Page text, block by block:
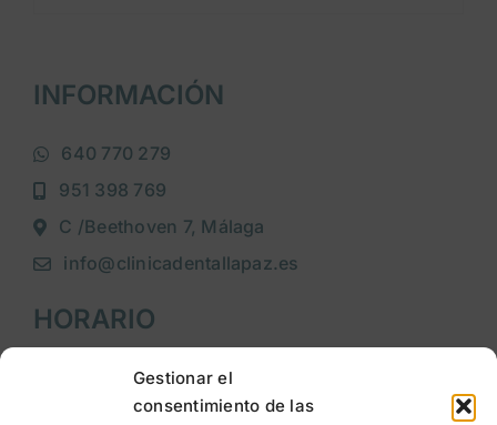
Gestionar el
consentimiento de las
INFORMACIÓN
640 770 279
951 398 769
C /Beethoven 7, Málaga
info@clinicadentallapaz.es
HORARIO
Lunes a jueves: 9:00h a 20:00h
Viernes: 9:00h a 15:00h